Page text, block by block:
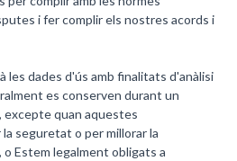
i fer complir els nostres acords i
les dades d'ús amb finalitats d'anàlisi
es conserven durant un
quan aquestes
seguretat o per millorar la
Estem legalment obligats a